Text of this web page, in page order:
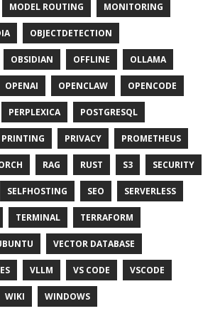
MODEL ROUTING MONITORING
OBJECTDETECTION
OBSIDIAN OFFLINE OLLAMA
OPENAI OPENCLAW OPENCODE
PERPLEXICA POSTGRESQL
PRINTING PRIVACY PROMETHEUS
RAG RUST S3 SECURITY
SELFHOSTING SEO SERVERLESS
TERMINAL TERRAFORM
VECTOR DATABASE
VLLM VS CODE VSCODE
WIKI WINDOWS